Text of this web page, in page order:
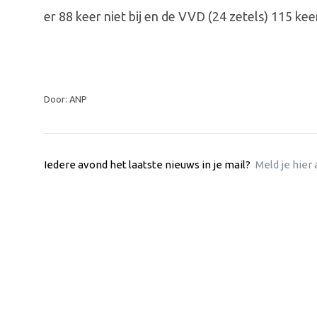
er 88 keer niet bij en de VVD (24 zetels) 115
Door: ANP
Iedere avond het laatste nieuws in je mail? Meld je hier